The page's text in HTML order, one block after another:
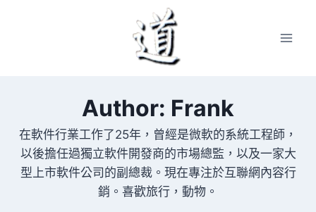
Author: Frank
在軟件行業工作了25年，曾經是微軟的系統工程師，
以後擔任過獨立軟件開發商的市場總監，以及一家大
型上市軟件公司的副總裁。現在專注於互聯網內容行
銷。喜歡旅行，動物。